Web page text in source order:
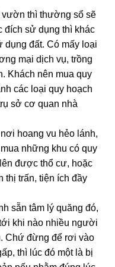
vườn thì thường sổ sẽ
đích sử dụng thì khác
dụng đất. Có mấy loại
mại dịch vụ, trồng
Khách nên mua quy
các loại quy hoạch
sở cơ quan nhà
hoang vu hẻo lánh,
những khu có quy
được thổ cư, hoặc
thị trấn, tiện ích đầy
sẵn tâm lý quăng đó,
khi nào nhiều người
Chứ đừng để rơi vào
thì lúc đó một là bị